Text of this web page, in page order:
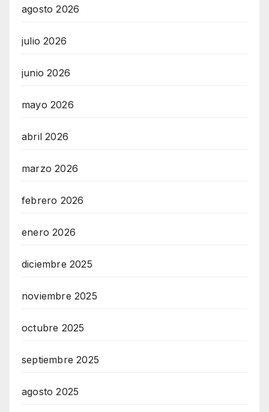
agosto 2026
julio 2026
junio 2026
mayo 2026
abril 2026
marzo 2026
febrero 2026
enero 2026
diciembre 2025
noviembre 2025
octubre 2025
septiembre 2025
agosto 2025